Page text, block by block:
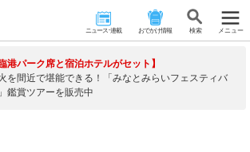
ニュース･連載 おでかけ情報 検 索 メニュー
臨港パーク席と宿泊ホテルがセット】
を間近で堪能できる！「みなとみらいフェスティバ
鑑賞ツアーを販売中